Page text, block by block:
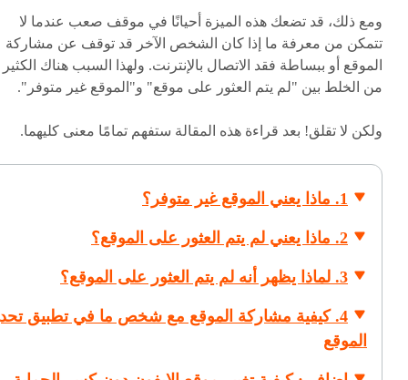
ومع ذلك، قد تضعك هذه الميزة أحيانًا في موقف صعب عندما لا
تتمكن من معرفة ما إذا كان الشخص الآخر قد توقف عن مشاركة
الموقع أو ببساطة فقد الاتصال بالإنترنت. ولهذا السبب هناك الكثير
من الخلط بين "لم يتم العثور على موقع" و"الموقع غير متوفر".
ولكن لا تقلق! بعد قراءة هذه المقالة ستفهم تمامًا معنى كليهما.
1. ماذا يعني الموقع غير متوفر؟
2. ماذا يعني لم يتم العثور على الموقع؟
3. لماذا يظهر أنه لم يتم العثور على الموقع؟
4. كيفية مشاركة الموقع مع شخص ما في تطبيق
الموقع